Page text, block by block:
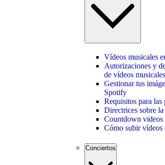
Vídeos musicales
Autorizaciones y
de vídeos musicales
Gestionar tus
Spotify
Requisitos para las
Directrices sobre
Countdown videos
Cómo subir
Conciertos